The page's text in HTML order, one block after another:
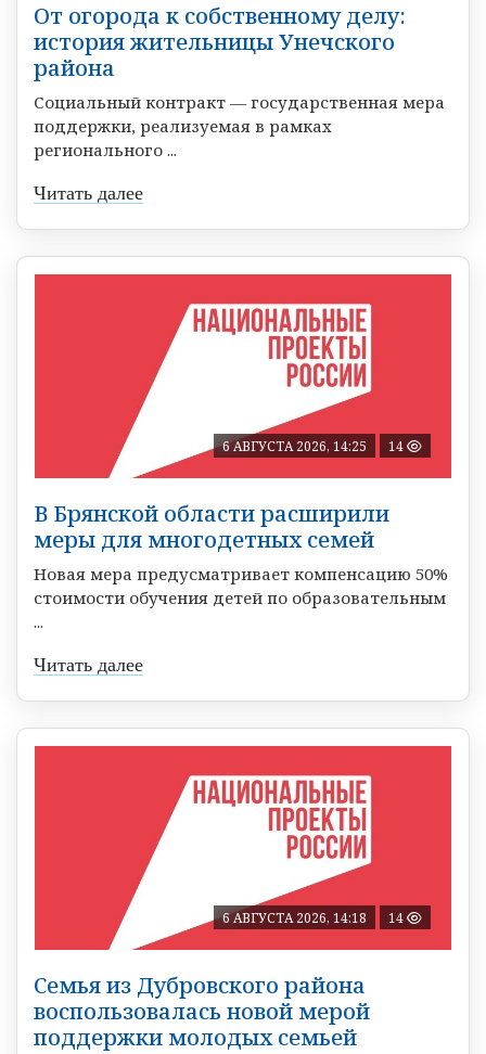
От огорода к собственному делу:
история жительницы Унечского
района
Социальный контракт — государственная мера
поддержки, реализуемая в рамках
регионального ...
Читать далее
6 АВГУСТА 2026, 14:25 14
В Брянской области расширили
меры для многодетных семей
Новая мера предусматривает компенсацию 50%
стоимости обучения детей по образовательным
...
Читать далее
6 АВГУСТА 2026, 14:18 14
Семья из Дубровского района
воспользовалась новой мерой
поддержки молодых семьей